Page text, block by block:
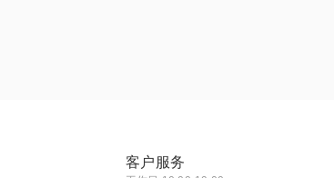
客户服务